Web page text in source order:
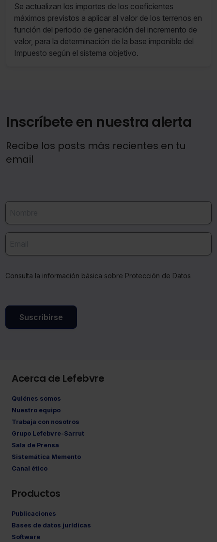
no seleccionas ninguna utilizaremos las que sean
indispensables para la navegación.
Saber más acerca de las cookies
determinación de la base imponible
del IIVTNU
Se actualizan los importes de los coeficientes
máximos previstos a aplicar al valor de los terrenos en
función del periodo de generación del incremento de
valor, para la determinación de la base imponible del
Impuesto según el sistema objetivo.
Inscríbete en nuestra alerta
Recibe los posts más recientes en tu
email
Consulta la información básica sobre Protección de Datos
Suscribirse
Acerca de Lefebvre
Quiénes somos
Nuestro equipo
Trabaja con nosotros
Grupo Lefebvre-Sarrut
Sala de Prensa
Sistemática Memento
Canal ético
Productos
Publicaciones
Bases de datos jurídicas
Software